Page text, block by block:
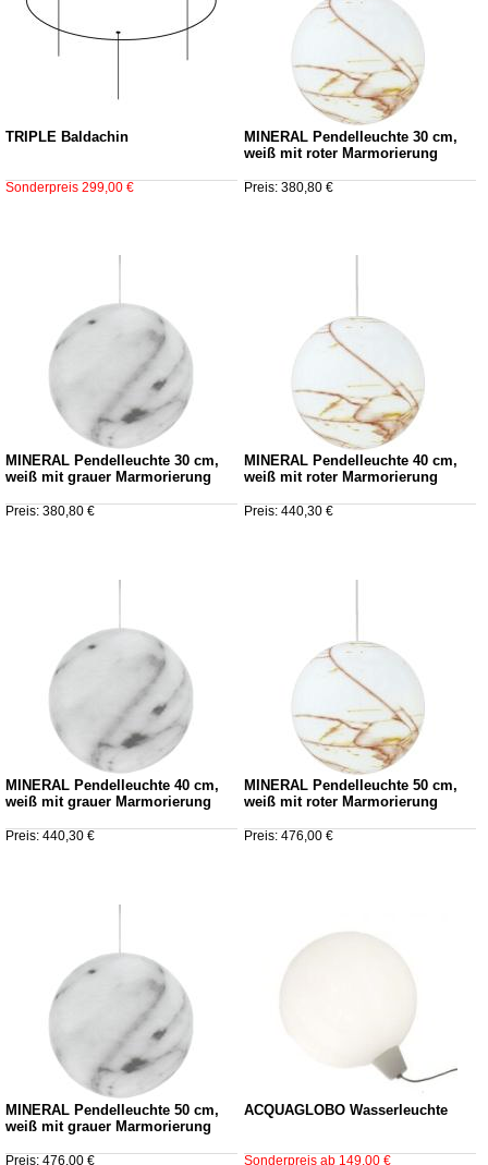
TRIPLE Baldachin
Sonderpreis 299,00 €
MINERAL Pendelleuchte 30 cm,
weiß mit roter Marmorierung
Preis: 380,80 €
MINERAL Pendelleuchte 30 cm,
weiß mit grauer Marmorierung
Preis: 380,80 €
MINERAL Pendelleuchte 40 cm,
weiß mit roter Marmorierung
Preis: 440,30 €
MINERAL Pendelleuchte 40 cm,
weiß mit grauer Marmorierung
Preis: 440,30 €
MINERAL Pendelleuchte 50 cm,
weiß mit roter Marmorierung
Preis: 476,00 €
MINERAL Pendelleuchte 50 cm,
weiß mit grauer Marmorierung
Preis: 476,00 €
ACQUAGLOBO Wasserleuchte
Sonderpreis ab 149,00 €